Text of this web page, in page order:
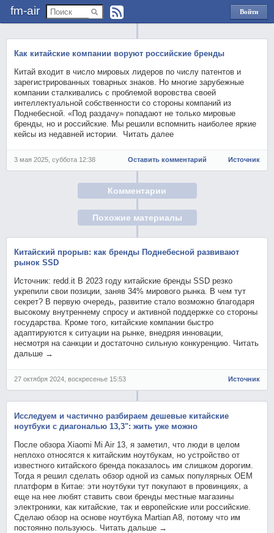
fm-air
Войти
через
Как китайские компании воруют российские бренды
Китай входит в число мировых лидеров по числу патентов и
зарегистрированных товарных знаков. Но многие зарубежные
компании сталкивались с проблемой воровства своей
интеллектуальной собственности со стороны компаний из
Поднебесной. «Под раздачу» попадают не только мировые
бренды, но и российские. Мы решили вспомнить наиболее яркие
кейсы из недавней истории. Читать далее
3 мая 2025, суббота 12:38 Оставить комментарий Источник
Комментарии
Похожие материалы
Китайский прорыв: как бренды Поднебесной развивают
рынок SSD
Источник: redd.it В 2023 году китайские бренды SSD резко
укрепили свои позиции, заняв 34% мирового рынка. В чем тут
секрет? В первую очередь, развитие стало возможно благодаря
высокому внутреннему спросу и активной поддержке со стороны
государства. Кроме того, китайские компании быстро
адаптируются к ситуации на рынке, внедряя инновации,
несмотря на санкции и достаточно сильную конкуренцию. Читать
дальше →
27 октября 2024, воскресенье 15:53 Источник
Исследуем и частично разбираем дешевые китайские
ноутбуки с диагональю 13,3": жить уже можно
После обзора Xiaomi Mi Air 13, я заметил, что люди в целом
неплохо относятся к китайским ноутбукам, но устройство от
известного китайского бренда показалось им слишком дорогим.
Тогда я решил сделать обзор одной из самых популярных OEM
платформ в Китае: эти ноутбуки тут покупают в провинциях, а
еще на нее любят ставить свои бренды местные магазины
электроники, как китайские, так и европейские или российские.
Сделаю обзор на основе ноутбука Martian A8, потому что им
постоянно пользуюсь. Читать дальше →